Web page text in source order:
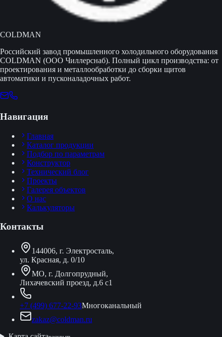
COLDMAN
Российский завод промышленного холодильного оборудования
COLDMAN (ООО Чиллерснаб). Полный цикл производства: от
проектирования и металлообработки до сборки щитов
автоматики и пусконаладочных работ.
Навигация
Главная
Каталог продукции
Подбор по параметрам
Конструктор
Технический блог
Проекты
Галерея объектов
О нас
Калькуляторы
Контакты
144006, г. Электросталь,
ул. Красная, д. 0/10
МО, г. Долгопрудный,
Лихачевский проезд, д.6 с1
+7 (499) 677-22-93Многоканальный
zakaz@coldman.ru